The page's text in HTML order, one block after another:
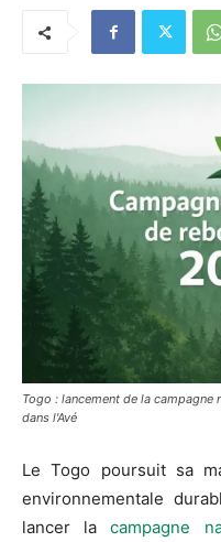
Togo : lancement de la
dans l'Avé
Le Togo poursuit sa
environnementale
lancer lacampagne